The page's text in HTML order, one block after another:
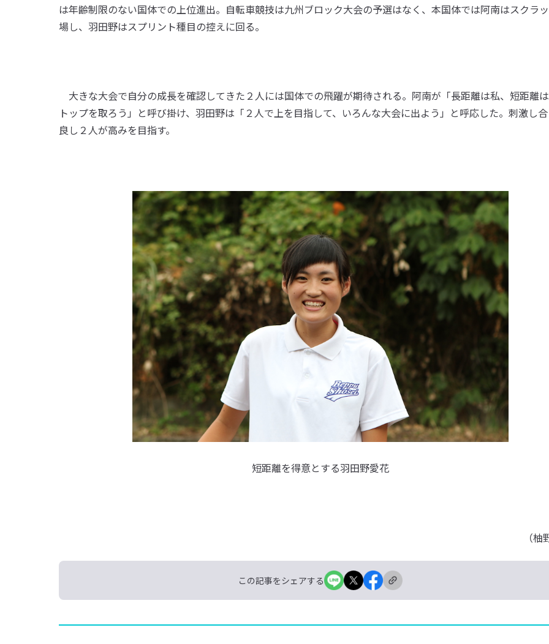
は年齢制限のない国体での上位進出。自転車競技は九州ブロック大会の予選はなく、本国体では阿南はスクラ
場し、羽田野はスプリント種目の控えに回る。
大きな大会で自分の成長を確認してきた２人には国体での飛躍が期待される。阿南が「長距離は私、短距離
トップを取ろう」と呼び掛け、羽田野は「２人で上を目指して、いろんな大会に出よう」と呼応した。刺激し
良し２人が高みを目指す。
短距離を得意とする羽田野愛花
（
この記事をシェアする